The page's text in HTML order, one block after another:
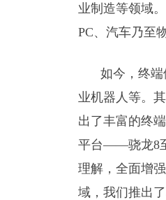
业制造等领域
PC、汽车乃至
如今，终
业机器人等。
出了丰富的终
平台——骁龙8
理解，全面增
域，我们推出